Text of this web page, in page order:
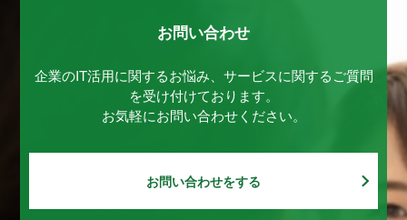
お問い合わせ
企業のIT活用に関するお悩み、サービスに関するご質問
を受け付けております。
お気軽にお問い合わせください。
お問い合わせをする